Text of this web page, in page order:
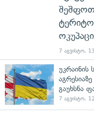
7 აგვისტო,
უკრაინის
გაუხსნა
7 აგვისტო,